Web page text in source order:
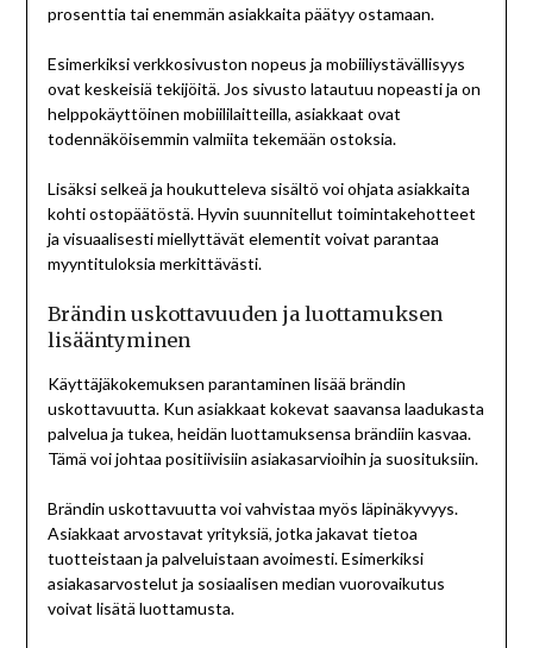
prosenttia tai enemmän asiakkaita päätyy ostamaan.
Esimerkiksi verkkosivuston nopeus ja mobiiliystävällisyys
ovat keskeisiä tekijöitä. Jos sivusto latautuu nopeasti ja on
helppokäyttöinen mobiililaitteilla, asiakkaat ovat
todennäköisemmin valmiita tekemään ostoksia.
Lisäksi selkeä ja houkutteleva sisältö voi ohjata asiakkaita
kohti ostopäätöstä. Hyvin suunnitellut toimintakehotteet
ja visuaalisesti miellyttävät elementit voivat parantaa
myyntituloksia merkittävästi.
Brändin uskottavuuden ja luottamuksen
lisääntyminen
Käyttäjäkokemuksen parantaminen lisää brändin
uskottavuutta. Kun asiakkaat kokevat saavansa laadukasta
palvelua ja tukea, heidän luottamuksensa brändiin kasvaa.
Tämä voi johtaa positiivisiin asiakasarvioihin ja suosituksiin.
Brändin uskottavuutta voi vahvistaa myös läpinäkyvyys.
Asiakkaat arvostavat yrityksiä, jotka jakavat tietoa
tuotteistaan ja palveluistaan avoimesti. Esimerkiksi
asiakasarvostelut ja sosiaalisen median vuorovaikutus
voivat lisätä luottamusta.